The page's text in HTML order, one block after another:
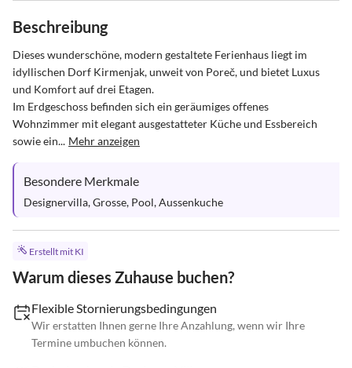
Beschreibung
Dieses wunderschöne, modern gestaltete Ferienhaus liegt im
idyllischen Dorf Kirmenjak, unweit von Poreč, und bietet Luxus
und Komfort auf drei Etagen.
Im Erdgeschoss befinden sich ein geräumiges offenes
Wohnzimmer mit elegant ausgestatteter Küche und Essbereich
sowie ein... Mehr anzeigen
Besondere Merkmale
Designervilla, Grosse, Pool, Aussenkuche
Erstellt mit KI
Warum dieses Zuhause buchen?
Flexible Stornierungsbedingungen
Wir erstatten Ihnen gerne Ihre Anzahlung, wenn wir Ihre
Termine umbuchen können.